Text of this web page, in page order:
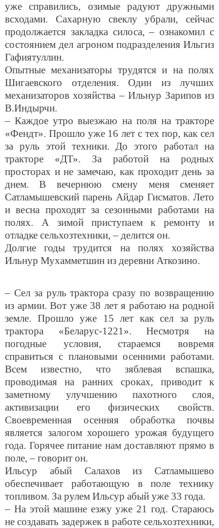
уже справились, озимые радуют дружными
всходами. Сахарную свеклу убрали, сейчас
продолжается закладка силоса, – ознакомил с
состоянием дел агроном подразделения Ильгиз
Гафиятуллин.
Опытные механизаторы трудятся и на полях
Шигаевского отделения. Один из лучших
механизаторов хозяйства – Ильнур Зарипов из
В.Индырчи.
– Каждое утро выезжаю на поля на тракторе
«Фендт». Прошло уже 16 лет с тех пор, как сел
за руль этой техники. До этого работал на
тракторе «ДТ». За работой на родных
просторах и не замечаю, как проходит день за
днем. В вечернюю смену меня сменяет
Сатламышевский парень Айдар Гисматов. Лето
и весна проходят за сезонными работами на
полях. А зимой приступаем к ремонту и
отладке сельхозтехники, – делится он.
Долгие годы трудится на полях хозяйства
Ильнур Мухамметшин из деревни Аткозино.
– Сел за руль трактора сразу по возвращению
из армии. Вот уже 38 лет я работаю на родной
земле. Прошло уже 15 лет как сел за руль
трактора «Беларус-1221». Несмотря на
погодные условия, стараемся вовремя
справиться с плановыми осенними работами.
Всем известно, что зяблевая вспашка,
проводимая на ранних сроках, приводит к
заметному улучшению пахотного слоя,
активизации его физических свойств.
Своевременная осенняя обработка почвы
является залогом хорошего урожая будущего
года. Горячее питание нам доставляют прямо в
поле, – говорит он.
Ильсур абый Салахов из Сатламышево
обеспечивает работающую в поле технику
топливом. За рулем Ильсур абый уже 33 года.
– На этой машине езжу уже 21 год. Стараюсь
не создавать задержек в работе сельхозтехники,